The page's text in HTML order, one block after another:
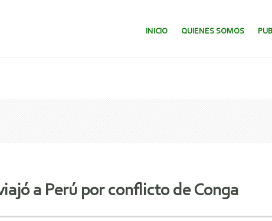
SALTAR AL CONTENIDO.
INICIO QUIENES SOMOS
a Perú por conflicto de Conga